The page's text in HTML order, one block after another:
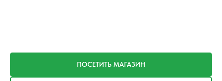
ПОСЕТИТЬ МАГАЗИН